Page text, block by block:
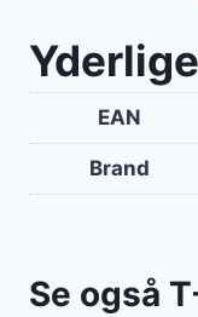
EAN
Brand
Se også